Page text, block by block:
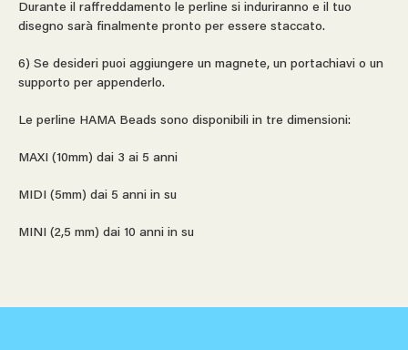
Durante il raffreddamento le perline si induriranno e il tuo
disegno sarà finalmente pronto per essere staccato.
6) Se desideri puoi aggiungere un magnete, un portachiavi o un
supporto per appenderlo.
Le perline HAMA Beads sono disponibili in tre dimensioni:
MAXI (10mm) dai 3 ai 5 anni
MIDI (5mm) dai 5 anni in su
MINI (2,5 mm) dai 10 anni in su